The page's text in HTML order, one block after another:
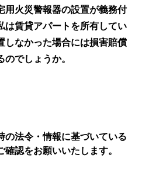
用火災警報器の設置が義務付
は賃貸アパートを所有してい
しなかった場合には損害賠償
でしょうか。
法令・情報に基づいている
認をお願いいたします。